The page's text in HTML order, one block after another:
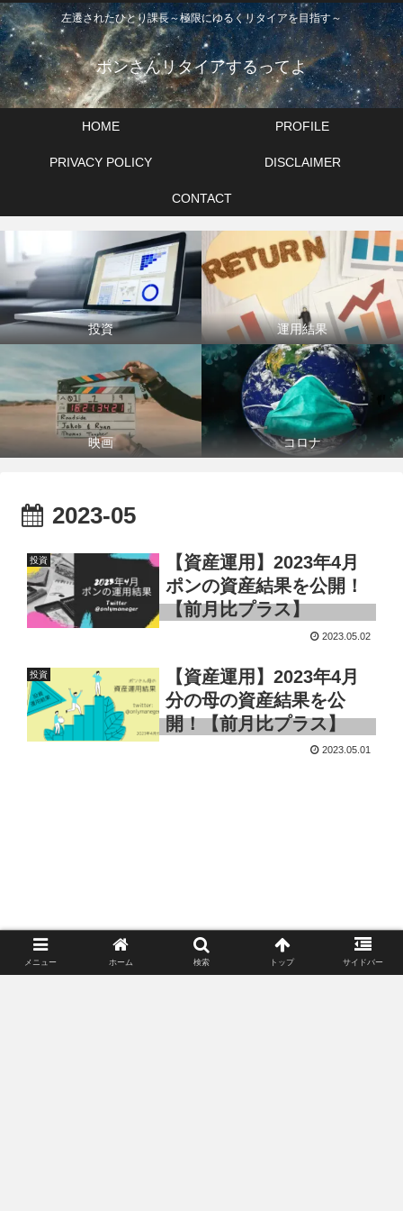
左遷されたひとり課長～極限にゆるくリタイアを目指す～
ポンさんリタイアするってよ
HOME PROFILE
PRIVACY POLICY DISCLAIMER
CONTACT
投資 運用結果
映画 コロナ
2023-05
投資
【資産運用】2023年4月
ポンの資産結果を公開！
【前月比プラス】
2023.05.02
投資
【資産運用】2023年4月
分の母の資産結果を公
開！【前月比プラス】
2023.05.01
メニュー ホーム 検索 トップ サイドバー